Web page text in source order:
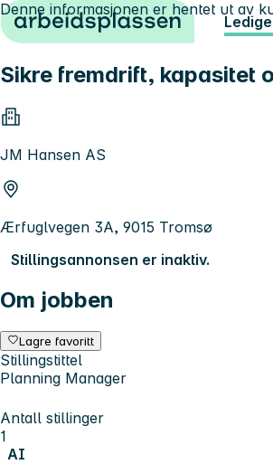
Hopp til innhold
Sikre fremdrift, kapasitet
JM Hansen AS
Ærfuglvegen 3A, 9015 Tromsø
Stillingsannonsen er inaktiv.
Om jobben
Lagre favoritt
Stillingstittel
Planning Manager
Antall stillinger
1
AI
Denne informasjonen er hentet ut av